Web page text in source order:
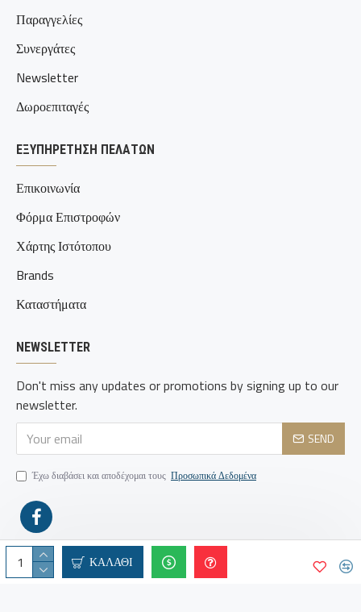
ΚΑΛΆΘΙ
Παραγγελίες
Συνεργάτες
Newsletter
Δωροεπιταγές
ΕΞΥΠΗΡΈΤΗΣΗ ΠΕΛΑΤΏΝ
Επικοινωνία
Φόρμα Επιστροφών
Χάρτης Ιστότοπου
Brands
Καταστήματα
NEWSLETTER
Don't miss any updates or promotions by signing up to our
newsletter.
SEND
Έχω διαβάσει και αποδέχομαι τους Προσωπικά Δεδομένα